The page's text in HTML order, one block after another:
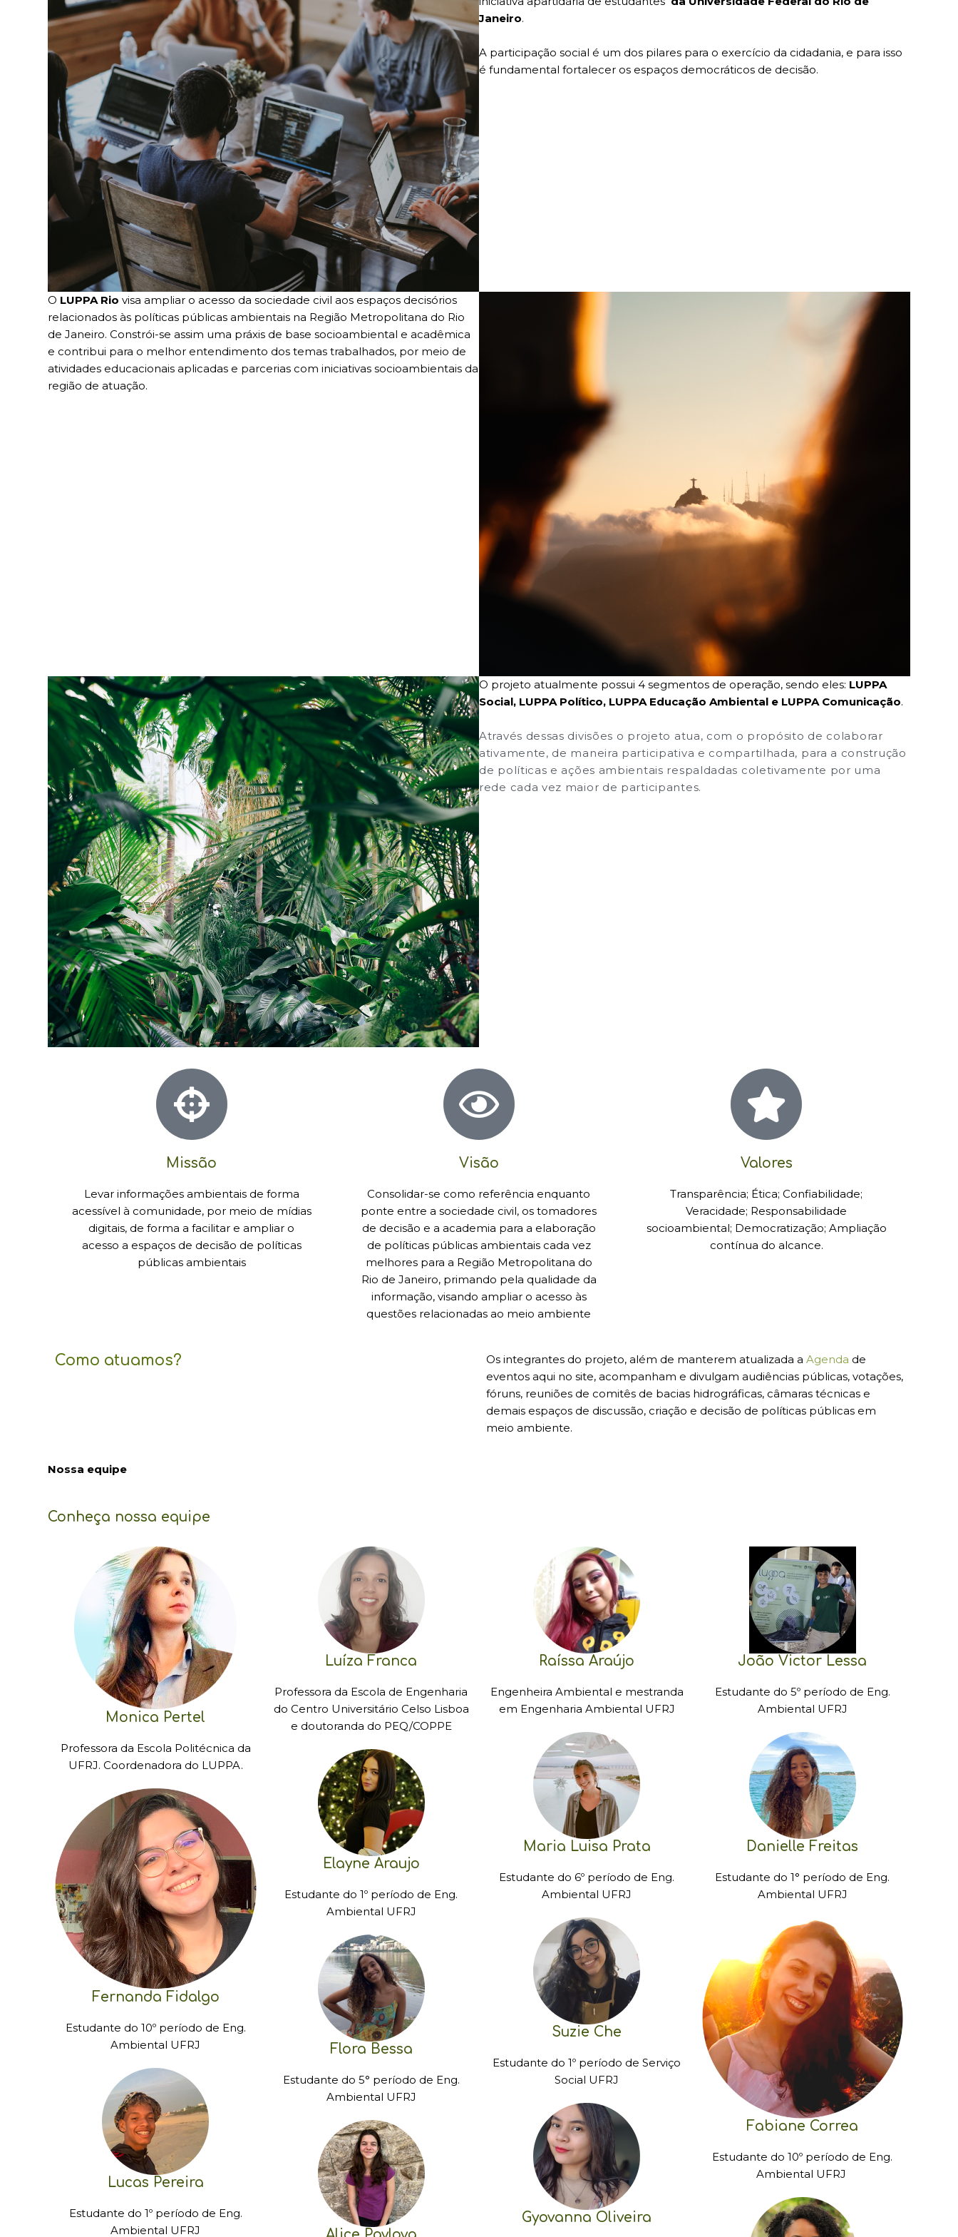
Janeiro.
A participação social é um dos pilares para o exercício da cidadania, e para isso
é fundamental fortalecer os espaços democráticos de decisão.
O LUPPA Rio visa ampliar o acesso da sociedade civil aos espaços decisórios
relacionados às políticas públicas ambientais na Região Metropolitana do Rio
de Janeiro. Constrói-se assim uma práxis de base socioambiental e acadêmica
e contribui para o melhor entendimento dos temas trabalhados, por meio de
atividades educacionais aplicadas e parcerias com iniciativas socioambientais da
região de atuação.
O projeto atualmente possui 4 segmentos de operação, sendo eles: LUPPA
Social, LUPPA Político, LUPPA Educação Ambiental e LUPPA Comunicação.
Através dessas divisões o projeto atua, com o propósito de colaborar
ativamente, de maneira participativa e compartilhada, para a construção
de políticas e ações ambientais respaldadas coletivamente por uma
rede cada vez maior de participantes.
Missão
Levar informações ambientais de forma
acessível à comunidade, por meio de mídias
digitais, de forma a facilitar e ampliar o
acesso a espaços de decisão de políticas
públicas ambientais
Visão
Consolidar-se como referência enquanto
ponte entre a sociedade civil, os tomadores
de decisão e a academia para a elaboração
de políticas públicas ambientais cada vez
melhores para a Região Metropolitana do
Rio de Janeiro, primando pela qualidade da
informação, visando ampliar o acesso às
questões relacionadas ao meio ambiente
Valores
Transparência; Ética; Confiabilidade;
Veracidade; Responsabilidade
socioambiental; Democratização; Ampliação
contínua do alcance.
Como atuamos? Os integrantes do projeto, além de manterem atualizada a Agenda de
eventos aqui no site, acompanham e divulgam audiências públicas, votações,
fóruns, reuniões de comitês de bacias hidrográficas, câmaras técnicas e
demais espaços de discussão, criação e decisão de políticas públicas em
meio ambiente.
Nossa equipe
Conheça nossa equipe
Monica Pertel
Professora da Escola Politécnica da
UFRJ. Coordenadora do LUPPA.
Fernanda Fidalgo
Estudante do 10º período de Eng.
Ambiental UFRJ
Lucas Pereira
Estudante do 1º período de Eng.
Ambiental UFRJ
Luíza Franca
Professora da Escola de Engenharia
do Centro Universitário Celso Lisboa
e doutoranda do PEQ/COPPE
Elayne Araujo
Estudante do 1º período de Eng.
Ambiental UFRJ
Flora Bessa
Estudante do 5° período de Eng.
Ambiental UFRJ
Raíssa Araújo
Engenheira Ambiental e mestranda
em Engenharia Ambiental UFRJ
Maria Luisa Prata
Estudante do 6º período de Eng.
Ambiental UFRJ
Suzie Che
Estudante do 1º período de Serviço
Social UFRJ
Gyovanna Oliveira
João Victor Lessa
Estudante do 5º período de Eng.
Ambiental UFRJ
Danielle Freitas
Estudante do 1° período de Eng.
Ambiental UFRJ
Fabiane Correa
Estudante do 10º período de Eng.
Ambiental UFRJ ㅤㅤㅤㅤㅤㅤㅤㅤㅤㅤㅤㅤㅤㅤㅤㅤㅤㅤㅤㅤㅤ